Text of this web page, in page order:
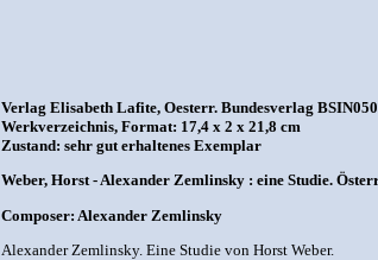
Verlag Elisabeth Lafite, Oesterr. Bundesverlag
Werkverzeichnis, Format: 17,4 x 2 x 21,8 cm
Zustand: sehr gut erhaltenes Exemplar
Weber, Horst - Alexander Zemlinsky : eine Studie.
Composer: Alexander Zemlinsky
Alexander Zemlinsky. Eine Studie von Horst Weber.